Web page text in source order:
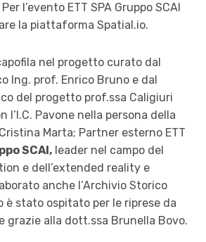
l’evento ETT SPA Gruppo SCAI
la piattaforma Spatial.io.
nel progetto curato dal
Ing. prof. Enrico Bruno e dal
del progetto prof.ssa Caligiuri
l’I.C. Pavone nella persona della
Marta; Partner esterno ETT
SCAI, leader nel campo del
e dell’extended reality e
anche l’Archivio Storico
stato ospitato per le riprese da
grazie alla dott.ssa Brunella Bovo.